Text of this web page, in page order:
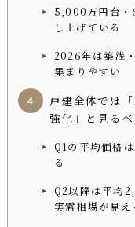
5,000万円台・
し上げている
2026年は築浅
集まりやすい
戸建全体では
強化」と見る
Q1の平均価格
る
Q2以降は平均
実需相場が見え